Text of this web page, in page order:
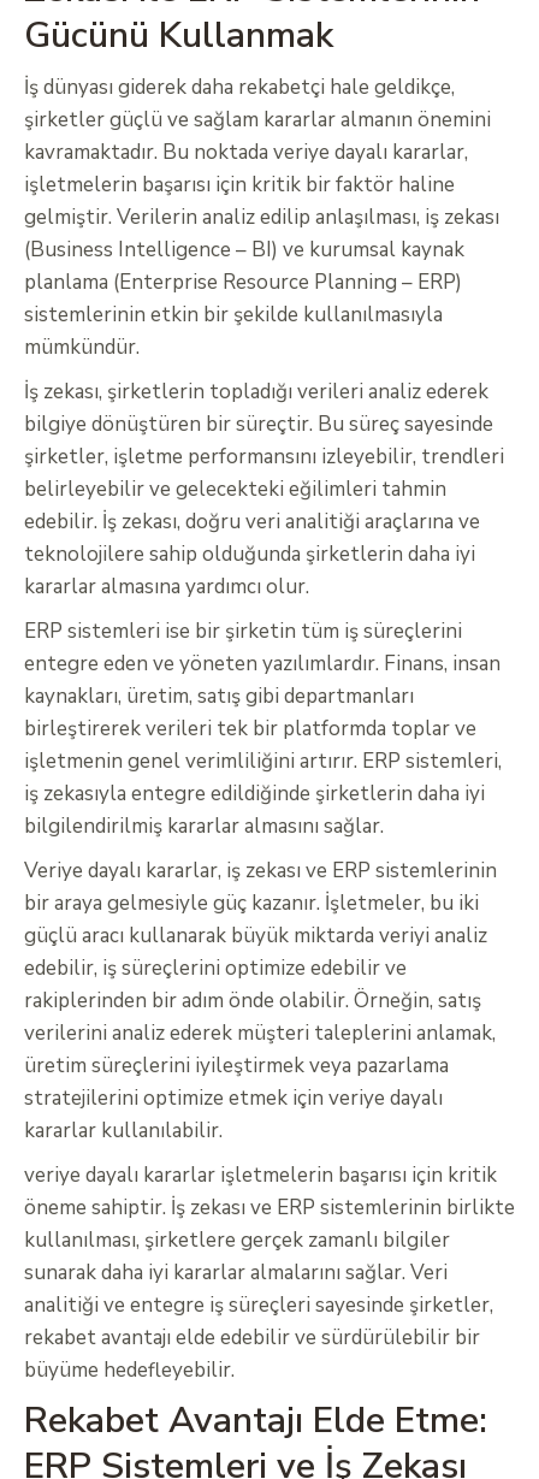
Gücünü Kullanmak
İş dünyası giderek daha rekabetçi hale geldikçe,
şirketler güçlü ve sağlam kararlar almanın önemini
kavramaktadır. Bu noktada veriye dayalı kararlar,
işletmelerin başarısı için kritik bir faktör haline
gelmiştir. Verilerin analiz edilip anlaşılması, iş zekası
(Business Intelligence – BI) ve kurumsal kaynak
planlama (Enterprise Resource Planning – ERP)
sistemlerinin etkin bir şekilde kullanılmasıyla
mümkündür.
İş zekası, şirketlerin topladığı verileri analiz ederek
bilgiye dönüştüren bir süreçtir. Bu süreç sayesinde
şirketler, işletme performansını izleyebilir, trendleri
belirleyebilir ve gelecekteki eğilimleri tahmin
edebilir. İş zekası, doğru veri analitiği araçlarına ve
teknolojilere sahip olduğunda şirketlerin daha iyi
kararlar almasına yardımcı olur.
ERP sistemleri ise bir şirketin tüm iş süreçlerini
entegre eden ve yöneten yazılımlardır. Finans, insan
kaynakları, üretim, satış gibi departmanları
birleştirerek verileri tek bir platformda toplar ve
işletmenin genel verimliliğini artırır. ERP sistemleri,
iş zekasıyla entegre edildiğinde şirketlerin daha iyi
bilgilendirilmiş kararlar almasını sağlar.
Veriye dayalı kararlar, iş zekası ve ERP sistemlerinin
bir araya gelmesiyle güç kazanır. İşletmeler, bu iki
güçlü aracı kullanarak büyük miktarda veriyi analiz
edebilir, iş süreçlerini optimize edebilir ve
rakiplerinden bir adım önde olabilir. Örneğin, satış
verilerini analiz ederek müşteri taleplerini anlamak,
üretim süreçlerini iyileştirmek veya pazarlama
stratejilerini optimize etmek için veriye dayalı
kararlar kullanılabilir.
veriye dayalı kararlar işletmelerin başarısı için kritik
öneme sahiptir. İş zekası ve ERP sistemlerinin birlikte
kullanılması, şirketlere gerçek zamanlı bilgiler
sunarak daha iyi kararlar almalarını sağlar. Veri
analitiği ve entegre iş süreçleri sayesinde şirketler,
rekabet avantajı elde edebilir ve sürdürülebilir bir
büyüme hedefleyebilir.
Rekabet Avantajı Elde Etme:
ERP Sistemleri ve İş Zekası